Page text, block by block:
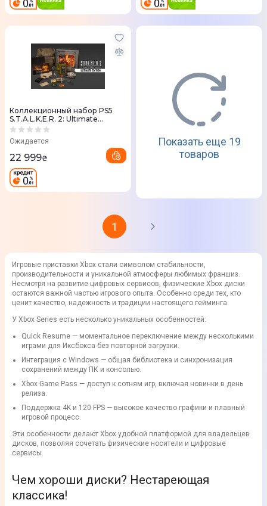
Коллекционный набор PS5
S.T.A.L.K.E.R. 2: Ultimate
Edition, (без игры в комплете)
Ожидается
22 999₴
Показать еще 19
товаров
1
Игровые приставки Xbox стали символом стабильности,
производительности и уникальной атмосферы любимых франшиз.
Несмотря на развитие цифровых сервисов, физические Xbox диски
остаются важной частью игрового опыта. Особенно среди тех, кто
ценит качество, надежность и традиции настоящего гейминга.
У Xbox Series есть несколько уникальных особенностей:
Quick Resume — моментальное переключение между несколькими
играми для Иксбокса без повторной загрузки.
Интеграция с Windows — общая библиотека и синхронизация
сохранений между ПК и консолью.
Xbox Game Pass — доступ к сотням игр, включая новинки в день
релиза.
Поддержка 4K и 120 FPS — высокое качество графики и плавный
игровой процесс.
Эти особенности делают Xbox удобной платформой для владельцев
дисков, позволяя сочетать физические носители и цифровые
сервисы.
Чем хороши диски? Нестареющая
классика!